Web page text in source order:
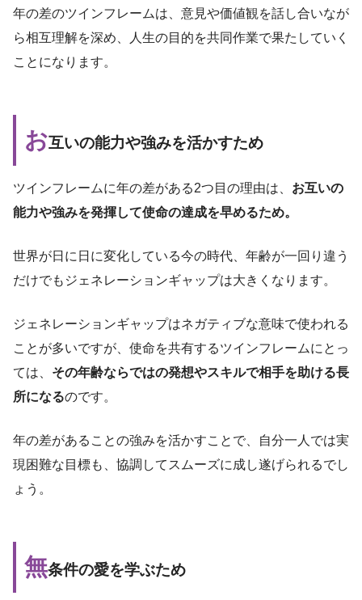
年の差のツインフレームは、意見や価値観を話し合いなが
ら相互理解を深め、人生の目的を共同作業で果たしていく
ことになります。
お互いの能力や強みを活かすため
ツインフレームに年の差がある2つ目の理由は、 お互いの
能力や強みを発揮して使命の達成を早めるため。
世界が日に日に変化している今の時代、年齢が一回り違う
だけでもジェネレーションギャップは大きくなります。
ジェネレーションギャップはネガティブな意味で使われる
ことが多いですが、使命を共有するツインフレームにとっ
ては、 その年齢ならではの発想やスキルで相手を助ける長
所になるのです。
年の差があることの強みを活かすことで、自分一人では実
現困難な目標も、協調してスムーズに成し遂げられるでし
ょう。
無条件の愛を学ぶため